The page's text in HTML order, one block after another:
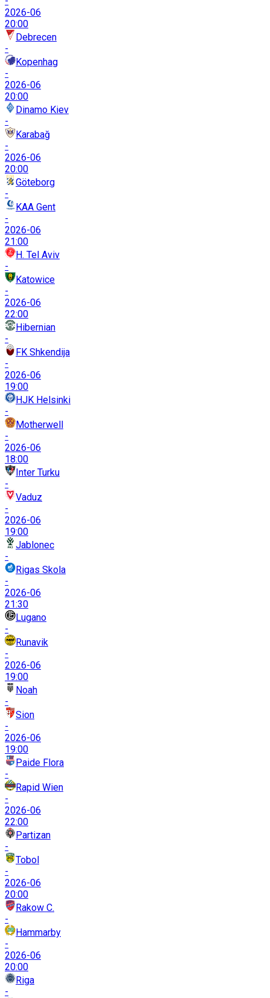
2026-06
20:00
Debrecen
-
Kopenhag
-
2026-06
20:00
Dinamo Kiev
-
Karabağ
-
2026-06
20:00
Göteborg
-
KAA Gent
-
2026-06
21:00
H. Tel Aviv
-
Katowice
-
2026-06
22:00
Hibernian
-
FK Shkendija
-
2026-06
19:00
HJK Helsinki
-
Motherwell
-
2026-06
18:00
Inter Turku
-
Vaduz
-
2026-06
19:00
Jablonec
-
Rigas Skola
-
2026-06
21:30
Lugano
-
Runavik
-
2026-06
19:00
Noah
-
Sion
-
2026-06
19:00
Paide Flora
-
Rapid Wien
-
2026-06
22:00
Partizan
-
Tobol
-
2026-06
20:00
Rakow C.
-
Hammarby
-
2026-06
20:00
Riga
-